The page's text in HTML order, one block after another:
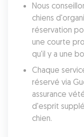
Nous
chiens
réservation
une courte
qu'il y a une
Chaque
réservé via
assurance
d'esprit
chien.